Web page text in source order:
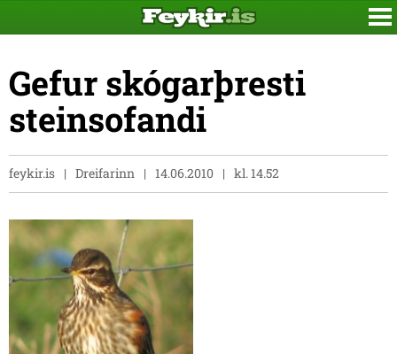
Gefur skógarþresti
steinsofandi
feykir.is Dreifarinn 14.06.2010 kl. 14.52